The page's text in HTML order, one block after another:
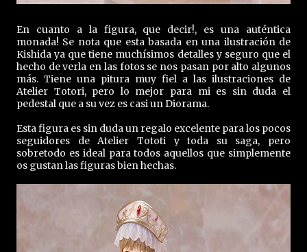
En cuanto a la figura, que decir!, es una auténtica
monada! Se nota que esta basada en una ilustración de
Kishida ya que tiene muchísimos detalles y seguro que el
hecho de verla en las fotos se nos pasan por alto algunos
más. Tiene una pitura muy fiel a las ilustraciones de
Atelier Totori, pero lo mejor para mi es sin duda el
pedestal que a su vez es casi un Diorama.
Esta figura es sin duda un regalo excelente para los pocos
seguidores de Atelier Tototi y toda su saga, pero
sobretodo es ideal para todos aquellos que simplemente
os gustan las figuras bien hechas.